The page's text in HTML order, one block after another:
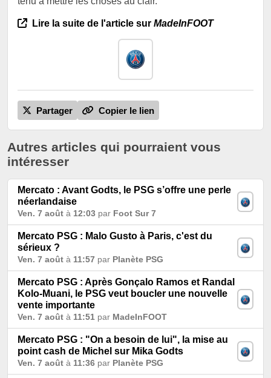
Lire la suite de l'article sur MadeInFOOT
Partager Copier le lien
Autres articles qui pourraient vous
intéresser
Mercato : Avant Godts, le PSG s’offre une perle
néerlandaise
Ven. 7 août à 12:03 par Foot Sur 7
Mercato PSG : Malo Gusto à Paris, c'est du
sérieux ?
Ven. 7 août à 11:57 par Planète PSG
Mercato PSG : Après Gonçalo Ramos et Randal
Kolo-Muani, le PSG veut boucler une nouvelle
vente importante
Ven. 7 août à 11:51 par MadeInFOOT
Mercato PSG : "On a besoin de lui", la mise au
point cash de Michel sur Mika Godts
Ven. 7 août à 11:36 par Planète PSG